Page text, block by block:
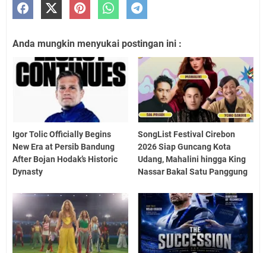
Anda mungkin menyukai postingan ini :
Igor Tolic Officially Begins
New Era at Persib Bandung
After Bojan Hodak’s Historic
Dynasty
SongList Festival Cirebon
2026 Siap Guncang Kota
Udang, Mahalini hingga King
Nassar Bakal Satu Panggung